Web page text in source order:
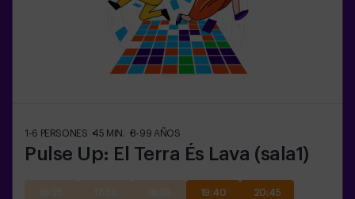
1-6 PERSONES 45 MIN. 8-99 AÑOS
Pulse Up: El Terra És Lava (sala1)
19:40 20:45